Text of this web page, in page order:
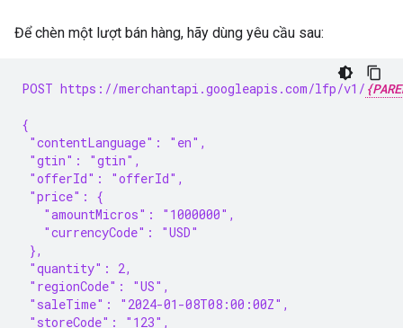
Để chèn một lượt bán hàng, hãy dùng yêu cầu sau:
POST https://merchantapi.googleapis.com/lfp/v1/
{
"contentLanguage": "en",
"gtin": "gtin",
"offerId": "offerId",
"price": {
   "amountMicros": "1000000",
   "currencyCode": "USD"
},
"quantity": 2,
"regionCode": "US",
"saleTime": "2024-01-08T08:00:00Z",
"storeCode": "123",